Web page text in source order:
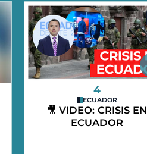
4
ECUADOR
🎥 VIDEO: CRISIS EN
ECUADOR